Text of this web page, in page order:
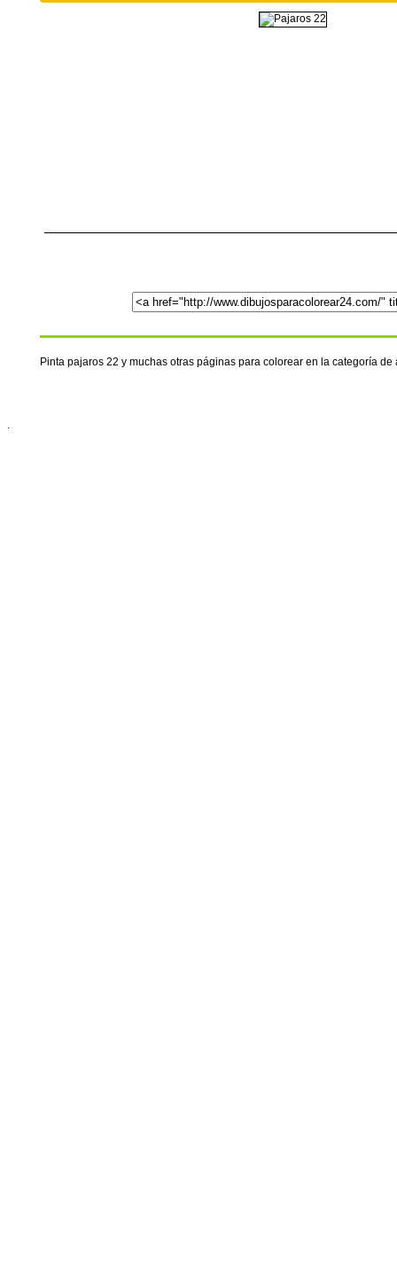
Pinta pajaros 22 y muchas otras páginas para colorear en la categoría
.